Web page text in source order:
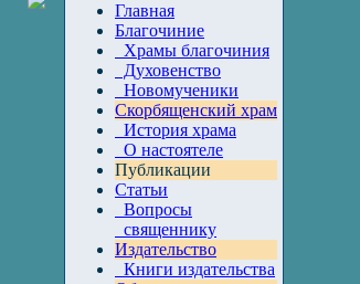
Главная
Благочиние
Храмы благочиния
Духовенство
Новомученики
Скорбященский храм
История храма
О настоятеле
Публикации
Статьи
Вопросы
священнику
Издательство
Книги издательства